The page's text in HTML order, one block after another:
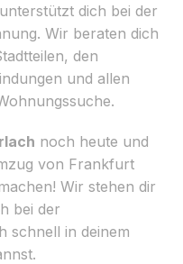
dich bei der
Wir beraten dich
den
und allen
noch heute und
von Frankfurt
Wir stehen dir
bei der
schnell in deinem